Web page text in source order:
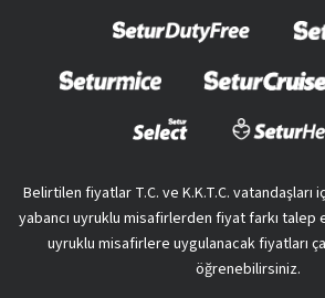
Belirtilen fiyatlar T.C. ve K.K.T.C.
yabancı uyruklu misafirlerden fiyat farkı talep
uyruklu misafirlere uygulanacak fiyatları
öğrenebilirsiniz.